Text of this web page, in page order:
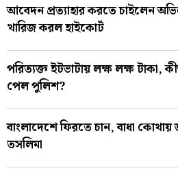
আবেদন প্রত্যাহার করতে চাইলেন
খারিজ করল হাইকোর্ট
পরিত্যক্ত ইটভাটায় লক্ষ লক্ষ টাকা,
পেল পুলিশ?
বাংলাদেশে ফিরতে চান, বাধা কোথায়
তসলিমা